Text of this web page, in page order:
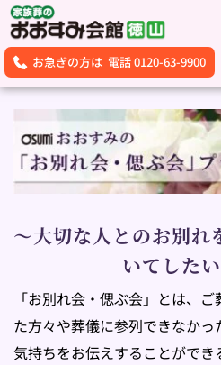
お急ぎの方は 電話 0120-63-9900
～大切な人とのお別れ
いてした
「お別れ会・偲ぶ会」とは、
た方々や葬儀に参列できなか
気持ちをお伝えすることがで